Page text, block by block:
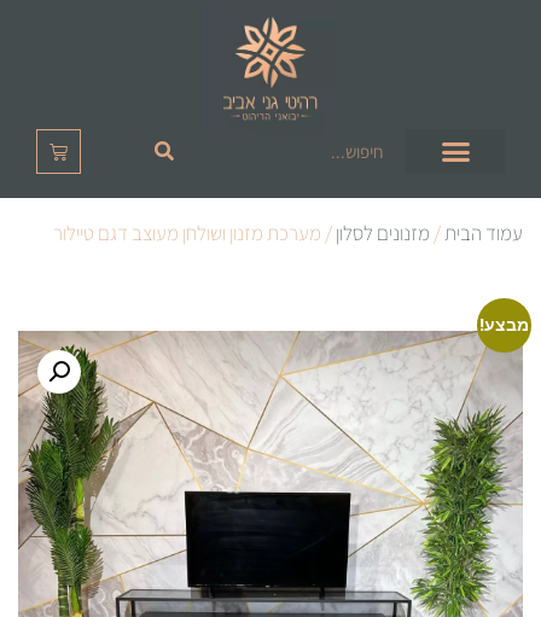
עמוד הבית/ מזנונים לסלון/ מערכת מזנון ושולחן מעוצב דגם טיילור
מבצע!